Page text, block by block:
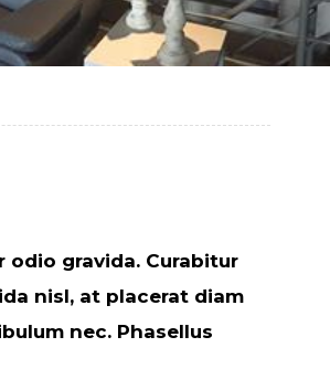
gravida. Curabitur
nisl, at placerat diam
nec. Phasellus